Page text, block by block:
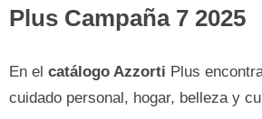
Plus Campaña 7 2025
En el catálogo Azzorti Plus
cuidado personal, hogar, belleza y